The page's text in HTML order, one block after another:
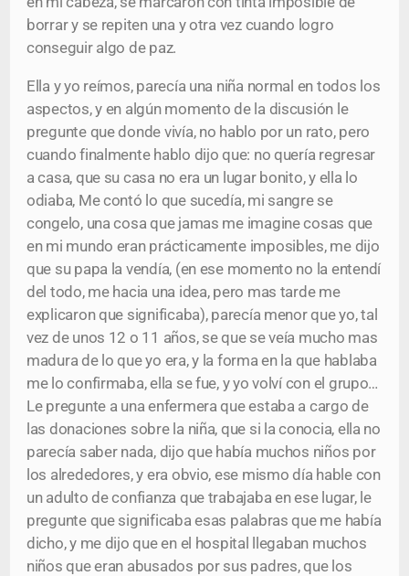
borrar y se repiten una y otra vez cuando logro
conseguir algo de paz.
Ella y yo reímos, parecía una niña normal en todos los
aspectos, y en algún momento de la discusión le
pregunte que donde vivía, no hablo por un rato, pero
cuando finalmente hablo dijo que: no quería regresar
a casa, que su casa no era un lugar bonito, y ella lo
odiaba, Me contó lo que sucedía, mi sangre se
congelo, una cosa que jamas me imagine cosas que
en mi mundo eran prácticamente imposibles, me dijo
que su papa la vendía, (en ese momento no la entendí
del todo, me hacia una idea, pero mas tarde me
explicaron que significaba), parecía menor que yo, tal
vez de unos 12 o 11 años, se que se veía mucho mas
madura de lo que yo era, y la forma en la que hablaba
me lo confirmaba, ella se fue, y yo volví con el grupo…
Le pregunte a una enfermera que estaba a cargo de
las donaciones sobre la niña, que si la conocia, ella no
parecía saber nada, dijo que había muchos niños por
los alrededores, y era obvio, ese mismo día hable con
un adulto de confianza que trabajaba en ese lugar, le
pregunte que significaba esas palabras que me había
dicho, y me dijo que en el hospital llegaban muchos
niños que eran abusados por sus padres, que los